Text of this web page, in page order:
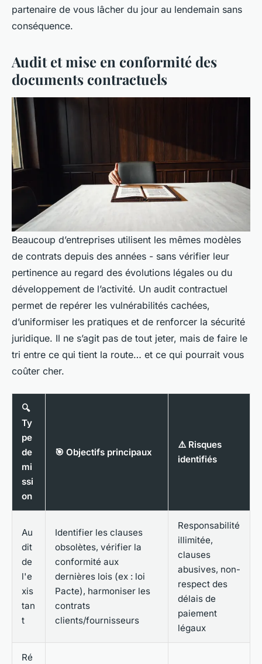
partenaire de vous lâcher du jour au lendemain sans
conséquence.
Audit et mise en conformité des
documents contractuels
Beaucoup d’entreprises utilisent les mêmes modèles
de contrats depuis des années - sans vérifier leur
pertinence au regard des évolutions légales ou du
développement de l’activité. Un audit contractuel
permet de repérer les vulnérabilités cachées,
d’uniformiser les pratiques et de renforcer la sécurité
juridique. Il ne s’agit pas de tout jeter, mais de faire le
tri entre ce qui tient la route… et ce qui pourrait vous
coûter cher.
🔍
Ty
pe
de
mi
ssi
on
🎯 Objectifs principaux
⚠️ Risques
identifiés
Au
dit
de
l'e
xis
tan
t
Identifier les clauses
obsolètes, vérifier la
conformité aux
dernières lois (ex : loi
Pacte), harmoniser les
contrats
clients/fournisseurs
Responsabilité
illimitée,
clauses
abusives, non-
respect des
délais de
paiement
légaux
Ré